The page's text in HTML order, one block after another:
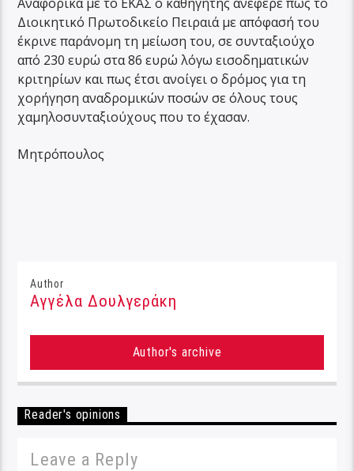
Διοικητικό Πρωτοδικείο Πειραιά με απόφασή του
έκρινε παράνομη τη μείωση του, σε συνταξιούχο
από 230 ευρώ στα 86 ευρώ λόγω εισοδηματικών
κριτηρίων και πως έτσι ανοίγει ο δρόμος για τη
χορήγηση αναδρομικών ποσών σε όλους τους
χαμηλοσυνταξιούχους που το έχασαν.
Μητρόπουλος
Author
Αγγέλα Δουλγεράκη
Author's archive
Reader's opinions
Leave a Reply